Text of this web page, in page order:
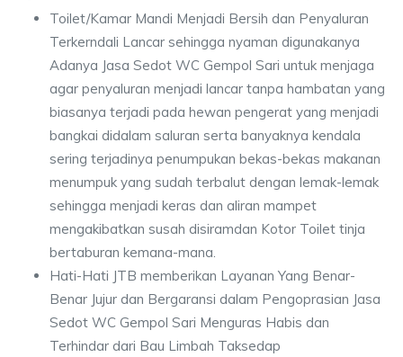
Toilet/Kamar Mandi Menjadi Bersih dan Penyaluran
Terkerndali Lancar sehingga nyaman digunakanya
Adanya Jasa Sedot WC Gempol Sari untuk menjaga
agar penyaluran menjadi lancar tanpa hambatan yang
biasanya terjadi pada hewan pengerat yang menjadi
bangkai didalam saluran serta banyaknya kendala
sering terjadinya penumpukan bekas-bekas makanan
menumpuk yang sudah terbalut dengan lemak-lemak
sehingga menjadi keras dan aliran mampet
mengakibatkan susah disiramdan Kotor Toilet tinja
bertaburan kemana-mana.
Hati-Hati JTB memberikan Layanan Yang Benar-
Benar Jujur dan Bergaransi dalam Pengoprasian Jasa
Sedot WC Gempol Sari Menguras Habis dan
Terhindar dari Bau Limbah Taksedap